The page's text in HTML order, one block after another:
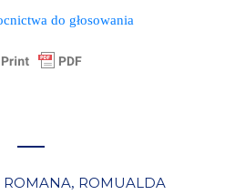
do głosowania
ROMANA, ROMUALDA